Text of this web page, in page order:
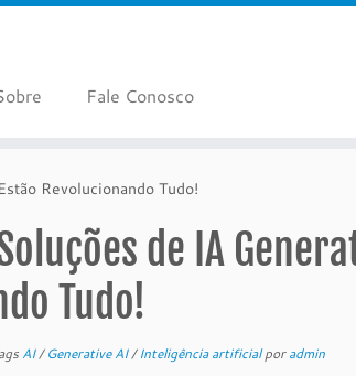
Fale Conosco
Revolucionando Tudo!
de IA
Tudo!
AI/Generative AI/Inteligência artificialporadmin